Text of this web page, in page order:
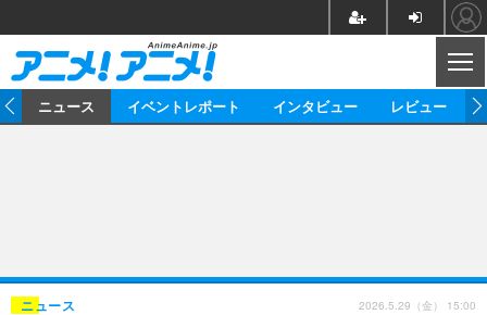
ニュース イベントレポート インタビュー レビュー
ニュース 2026.5.29（金） 15:00